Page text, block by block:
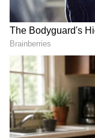
ಡಿಸೆಂಬರ್ 30
ನೀಡಲಿದ್ದು, ಅಲ್ಲಿ
DOWNLOAD
ಕರ್ನಾಟಕ,
ಕ್ಷಣಕ್ಷಣದ ಕನ್ನಡ
ಮಾಡಿ. ಬ್ರೇಕಿಂಗ್